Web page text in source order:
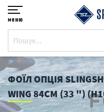
меню
ФОЇЛ ОПЦІЯ
WING 84CM (33 ")